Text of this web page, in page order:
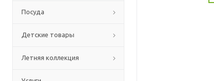
Посуда
Детские товары
Летняя коллекция